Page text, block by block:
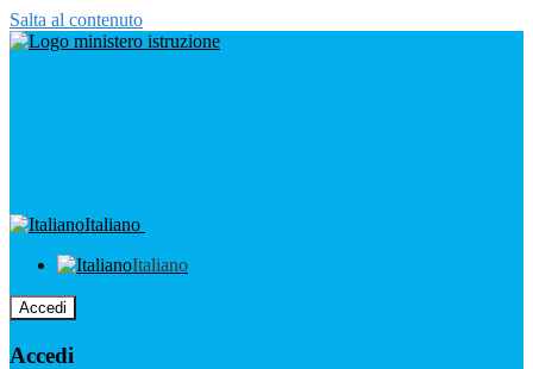
Salta al contenuto
Italiano
Italiano
Accedi
Accedi